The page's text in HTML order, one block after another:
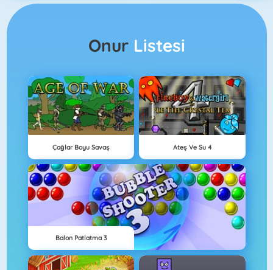
Onur Listesi
Çağlar Boyu Savaş Ateş Ve Su 4
Balon Patlatma 3